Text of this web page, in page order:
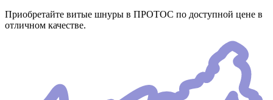
Приобретайте витые шнуры в ПРОТОС по доступной цене в
отличном качестве.